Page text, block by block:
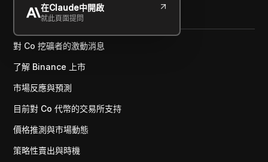
在Claude中開啟
就此頁面提問
Copy Link
對 Co 挖礦者的激動消息
了解 Binance 上市
市場反應與預測
目前對 Co 代幣的交易所支持
價格推測與市場動態
策略性賣出與時機